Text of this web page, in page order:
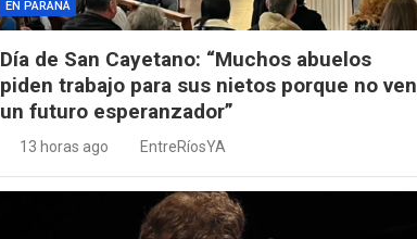
EN PARANÁ
Día de San Cayetano: “Muchos abuelos
piden trabajo para sus nietos porque no ven
un futuro esperanzador”
13 horas ago EntreRíosYA